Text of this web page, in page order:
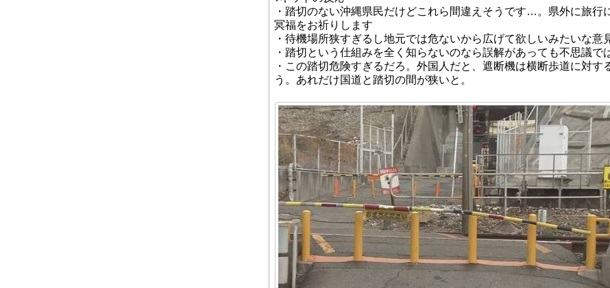
・踏切のない沖縄県民だけどこれら間違えそうです…。県外に旅行
冥福をお祈りします
・待機場所狭すぎるし地元では危ないから広げて欲しいみたいな意
・踏切という仕組みを全く知らないのなら誤解があっても不思議で
・この踏切危険すぎるだろ。外国人だと、遮断機は横断歩道に対す
う。あれだけ国道と踏切の間が狭いと。